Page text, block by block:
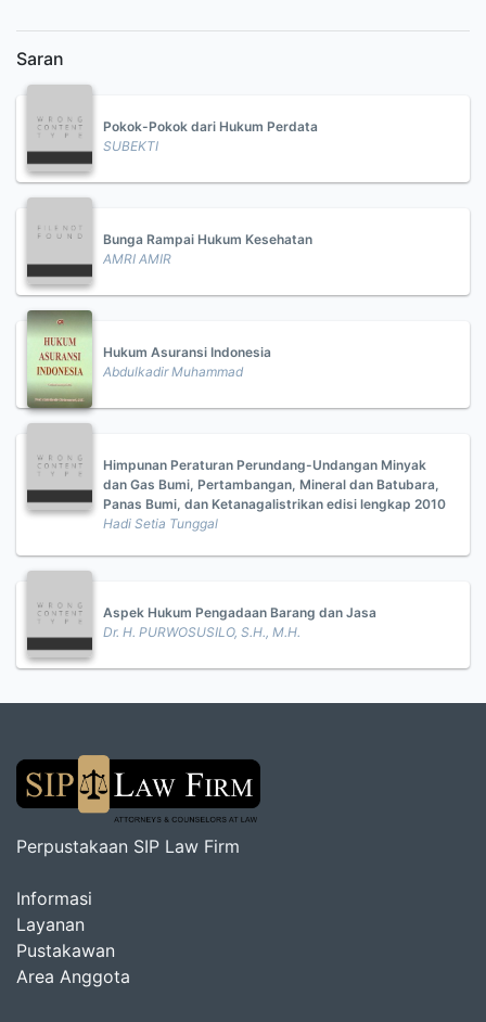
Saran
Pokok-Pokok dari Hukum Perdata
SUBEKTI
Bunga Rampai Hukum Kesehatan
AMRI AMIR
Hukum Asuransi Indonesia
Abdulkadir Muhammad
Himpunan Peraturan Perundang-Undangan Minyak
dan Gas Bumi, Pertambangan, Mineral dan Batubara,
Panas Bumi, dan Ketanagalistrikan edisi lengkap 2010
Hadi Setia Tunggal
Aspek Hukum Pengadaan Barang dan Jasa
Dr. H. PURWOSUSILO, S.H., M.H.
Perpustakaan SIP Law Firm
Informasi
Layanan
Pustakawan
Area Anggota